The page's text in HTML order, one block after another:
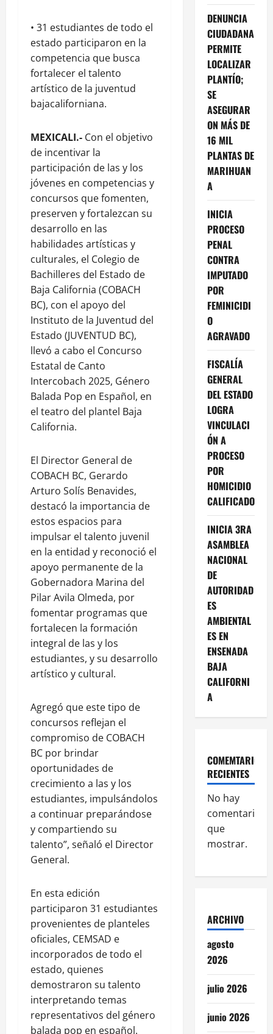
• 31 estudiantes de todo el
estado participaron en la
competencia que busca
fortalecer el talento
artístico de la juventud
bajacaliforniana.
MEXICALI.- Con el objetivo
de incentivar la
participación de las y los
jóvenes en competencias y
concursos que fomenten,
preserven y fortalezcan su
desarrollo en las
habilidades artísticas y
culturales, el Colegio de
Bachilleres del Estado de
Baja California (COBACH
BC), con el apoyo del
Instituto de la Juventud del
Estado (JUVENTUD BC),
llevó a cabo el Concurso
Estatal de Canto
Intercobach 2025, Género
Balada Pop en Español, en
el teatro del plantel Baja
California.
El Director General de
COBACH BC, Gerardo
Arturo Solís Benavides,
destacó la importancia de
estos espacios para
impulsar el talento juvenil
en la entidad y reconoció el
apoyo permanente de la
Gobernadora Marina del
Pilar Avila Olmeda, por
fomentar programas que
fortalecen la formación
integral de las y los
estudiantes, y su desarrollo
artístico y cultural.
Agregó que este tipo de
concursos reflejan el
compromiso de COBACH
BC por brindar
oportunidades de
crecimiento a las y los
estudiantes, impulsándolos
a continuar preparándose
y compartiendo su
talento”, señaló el Director
General.
En esta edición
participaron 31 estudiantes
provenientes de planteles
oficiales, CEMSAD e
incorporados de todo el
estado, quienes
demostraron su talento
interpretando temas
representativos del género
balada pop en español.
DENUNCIA
CIUDADANA
PERMITE
LOCALIZAR
PLANTÍO;
SE
ASEGURAR
ON MÁS DE
16 MIL
PLANTAS DE
MARIHUAN
A
INICIA
PROCESO
PENAL
CONTRA
IMPUTADO
POR
FEMINICIDI
O
AGRAVADO
FISCALÍA
GENERAL
DEL ESTADO
LOGRA
VINCULACI
ÓN A
PROCESO
POR
HOMICIDIO
CALIFICADO
INICIA 3RA
ASAMBLEA
NACIONAL
DE
AUTORIDAD
ES
AMBIENTAL
ES EN
ENSENADA
BAJA
CALIFORNI
A
COMEMTARIOS
RECIENTES
No hay
comentarios
que
mostrar.
ARCHIVO
agosto
2026
julio 2026
junio 2026